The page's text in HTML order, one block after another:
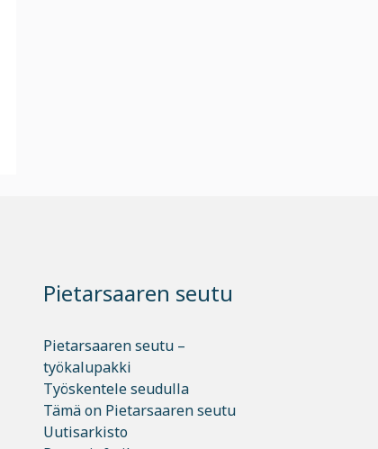
Pietarsaaren seutu
Pietarsaaren seutu –
työkalupakki
Työskentele seudulla
Tämä on Pietarsaaren seutu
Uutisarkisto